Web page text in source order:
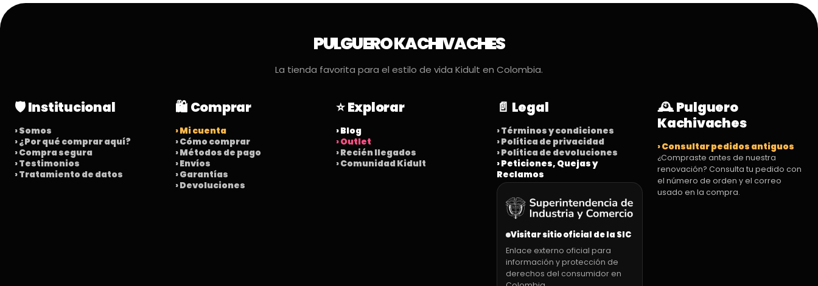
PULGUERO KACHIVACHES
La tienda favorita para el estilo de vida Kidult en Colombia.
🛡️ Institucional
› Somos
› ¿Por qué comprar aquí?
› Compra segura
› Testimonios
› Tratamiento de datos
🛍️ Comprar
› Mi cuenta
› Cómo comprar
› Métodos de pago
› Envíos
› Garantías
› Devoluciones
⭐ Explorar
› Blog
› Outlet
› Recién llegados
› Comunidad Kidult
📄 Legal
› Términos y condiciones
› Política de privacidad
› Política de devoluciones
› Peticiones, Quejas y
Reclamos
Visitar sitio oficial de la SIC
Enlace externo oficial para
información y protección de
derechos del consumidor en
🕰️ Pulguero
Kachivaches
› Consultar pedidos antiguos
¿Compraste antes de nuestra
renovación? Consulta tu pedido con
el número de orden y el correo
usado en la compra.